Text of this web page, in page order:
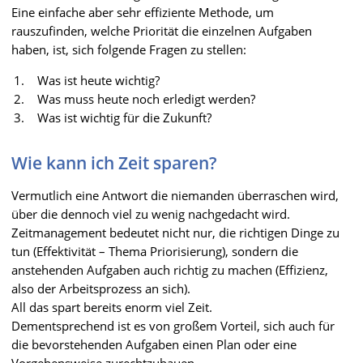
Eine einfache aber sehr effiziente Methode, um
rauszufinden, welche Priorität die einzelnen Aufgaben
haben, ist, sich folgende Fragen zu stellen:
Was ist heute wichtig?
Was muss heute noch erledigt werden?
Was ist wichtig für die Zukunft?
Wie kann ich Zeit sparen?
Vermutlich eine Antwort die niemanden überraschen wird,
über die dennoch viel zu wenig nachgedacht wird.
Zeitmanagement bedeutet nicht nur, die richtigen Dinge zu
tun (Effektivität – Thema Priorisierung), sondern die
anstehenden Aufgaben auch richtig zu machen (Effizienz,
also der Arbeitsprozess an sich).
All das spart bereits enorm viel Zeit.
Dementsprechend ist es von großem Vorteil, sich auch für
die bevorstehenden Aufgaben einen Plan oder eine